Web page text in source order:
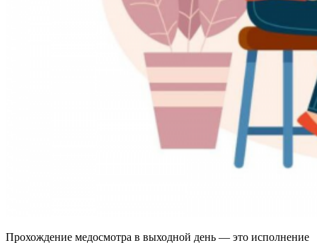
Прохождение медосмотра в выходной день — это исполнение